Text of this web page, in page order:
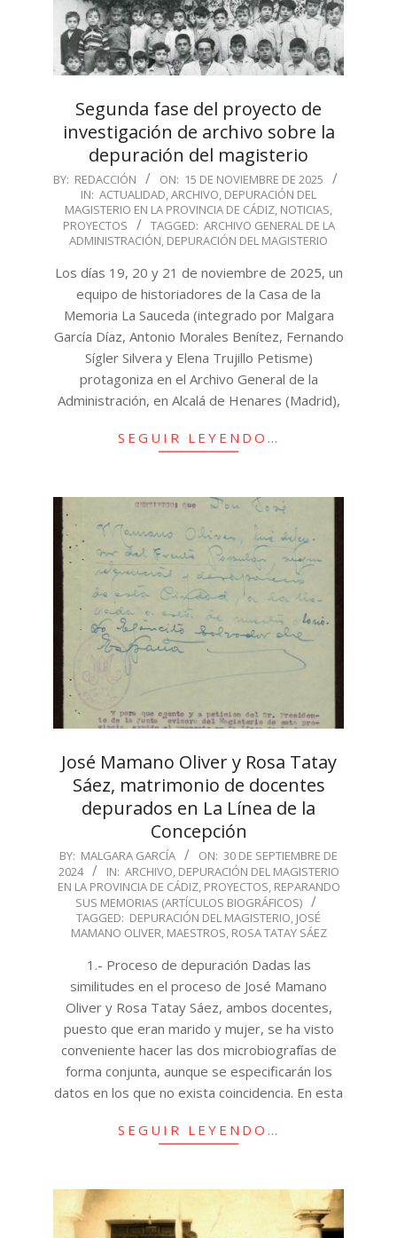
Segunda fase del proyecto de
investigación de archivo sobre la
depuración del magisterio
2025-
15
BY: REDACCIÓN ON: 15 DE NOVIEMBRE DE 2025
IN: ACTUALIDAD,ARCHIVO, DEPURACIÓN DEL
MAGISTERIO EN LA PROVINCIA DE CÁDIZ, NOTICIAS,
PROYECTOS
TAGGED: ARCHIVO GENERAL DE LA
ADMINISTRACIÓN, DEPURACIÓN DEL MAGISTERIO
Los días 19, 20 y 21 de noviembre de 2025, un
equipo de historiadores de la Casa de la
Memoria La Sauceda (integrado por Malgara
García Díaz, Antonio Morales Benítez, Fernando
Sígler Silvera y Elena Trujillo Petisme)
protagoniza en el Archivo General de la
Administración, en Alcalá de Henares (Madrid),
SEGUIR LEYENDO…
José Mamano Oliver y Rosa Tatay
Sáez, matrimonio de docentes
depurados en La Línea de la
Concepción
2024-
09-
30
BY: MALGARA GARCÍA ON: 30 DE SEPTIEMBRE DE
2024
IN: ARCHIVO, DEPURACIÓN DEL MAGISTERIO
EN LA PROVINCIA DE CÁDIZ, PROYECTOS, REPARANDO
SUS MEMORIAS (ARTÍCULOS BIOGRÁFICOS)
TAGGED: DEPURACIÓN DEL MAGISTERIO, JOSÉ
MAMANO OLIVER, MAESTROS, ROSA TATAY SÁEZ
1.- Proceso de depuración Dadas las
similitudes en el proceso de José Mamano
Oliver y Rosa Tatay Sáez, ambos docentes,
puesto que eran marido y mujer, se ha visto
conveniente hacer las dos microbiografías de
forma conjunta, aunque se especificarán los
datos en los que no exista coincidencia. En esta
SEGUIR LEYENDO…